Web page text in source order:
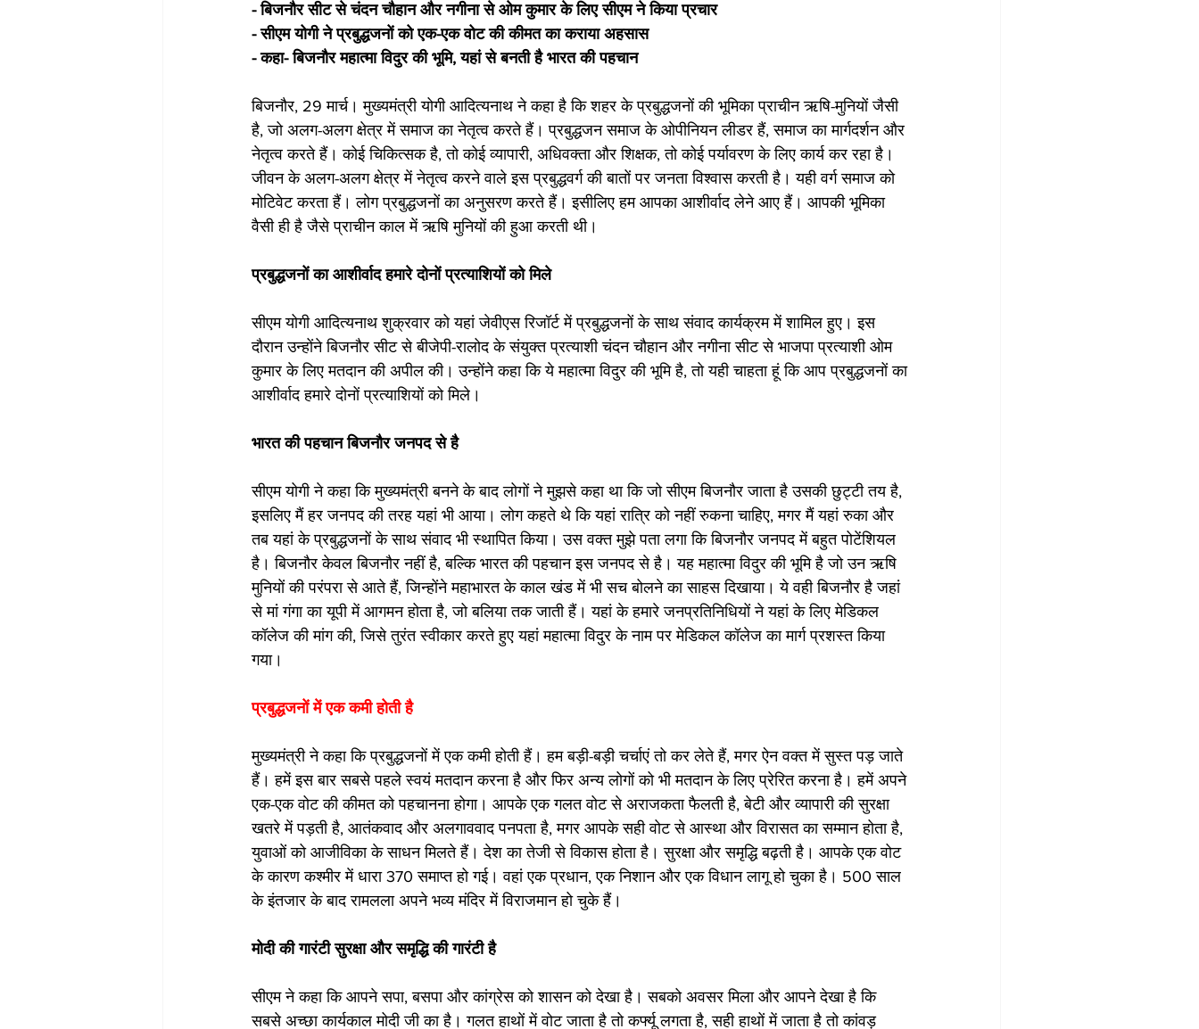
- बिजनौर सीट से चंदन चौहान और नगीना से ओम कुमार के लिए सीएम ने किया प्रचार
- सीएम योगी ने प्रबुद्धजनों को एक-एक वोट की कीमत का कराया अहसास
- कहा- बिजनौर महात्मा विदुर की भूमि, यहां से बनती है भारत की पहचान
बिजनौर, 29 मार्च। मुख्यमंत्री योगी आदित्यनाथ ने कहा है कि शहर के प्रबुद्धजनों की भूमिका प्राचीन ऋषि-मुनियों जैसी
है, जो अलग-अलग क्षेत्र में समाज का नेतृत्व करते हैं। प्रबुद्धजन समाज के ओपीनियन लीडर हैं, समाज का मार्गदर्शन और
नेतृत्व करते हैं। कोई चिकित्सक है, तो कोई व्यापारी, अधिवक्ता और शिक्षक, तो कोई पर्यावरण के लिए कार्य कर रहा है।
जीवन के अलग-अलग क्षेत्र में नेतृत्व करने वाले इस प्रबुद्धवर्ग की बातों पर जनता विश्वास करती है। यही वर्ग समाज को
मोटिवेट करता हैं। लोग प्रबुद्धजनों का अनुसरण करते हैं। इसीलिए हम आपका आशीर्वाद लेने आए हैं। आपकी भूमिका
वैसी ही है जैसे प्राचीन काल में ऋषि मुनियों की हुआ करती थी।
प्रबुद्धजनों का आशीर्वाद हमारे दोनों प्रत्याशियों को मिले
सीएम योगी आदित्यनाथ शुक्रवार को यहां जेवीएस रिजॉर्ट में प्रबुद्धजनों के साथ संवाद कार्यक्रम में शामिल हुए। इस
दौरान उन्होंने बिजनौर सीट से बीजेपी-रालोद के संयुक्त प्रत्याशी चंदन चौहान और नगीना सीट से भाजपा प्रत्याशी ओम
कुमार के लिए मतदान की अपील की। उन्होंने कहा कि ये महात्मा विदुर की भूमि है, तो यही चाहता हूं कि आप प्रबुद्धजनों का
आशीर्वाद हमारे दोनों प्रत्याशियों को मिले।
भारत की पहचान बिजनौर जनपद से है
सीएम योगी ने कहा कि मुख्यमंत्री बनने के बाद लोगों ने मुझसे कहा था कि जो सीएम बिजनौर जाता है उसकी छुट्टी तय है,
इसलिए मैं हर जनपद की तरह यहां भी आया। लोग कहते थे कि यहां रात्रि को नहीं रुकना चाहिए, मगर मैं यहां रुका और
तब यहां के प्रबुद्धजनों के साथ संवाद भी स्थापित किया। उस वक्त मुझे पता लगा कि बिजनौर जनपद में बहुत पोटेंशियल
है। बिजनौर केवल बिजनौर नहीं है, बल्कि भारत की पहचान इस जनपद से है। यह महात्मा विदुर की भूमि है जो उन ऋषि
मुनियों की परंपरा से आते हैं, जिन्होंने महाभारत के काल खंड में भी सच बोलने का साहस दिखाया। ये वही बिजनौर है जहां
से मां गंगा का यूपी में आगमन होता है, जो बलिया तक जाती हैं। यहां के हमारे जनप्रतिनिधियों ने यहां के लिए मेडिकल
कॉलेज की मांग की, जिसे तुरंत स्वीकार करते हुए यहां महात्मा विदुर के नाम पर मेडिकल कॉलेज का मार्ग प्रशस्त किया
गया।
प्रबुद्धजनों में एक कमी होती है
मुख्यमंत्री ने कहा कि प्रबुद्धजनों में एक कमी होती हैं। हम बड़ी-बड़ी चर्चाएं तो कर लेते हैं, मगर ऐन वक्त में सुस्त पड़ जाते
हैं। हमें इस बार सबसे पहले स्वयं मतदान करना है और फिर अन्य लोगों को भी मतदान के लिए प्रेरित करना है। हमें अपने
एक-एक वोट की कीमत को पहचानना होगा। आपके एक गलत वोट से अराजकता फैलती है, बेटी और व्यापारी की सुरक्षा
खतरे में पड़ती है, आतंकवाद और अलगाववाद पनपता है, मगर आपके सही वोट से आस्था और विरासत का सम्मान होता है,
युवाओं को आजीविका के साधन मिलते हैं। देश का तेजी से विकास होता है। सुरक्षा और समृद्धि बढ़ती है। आपके एक वोट
के कारण कश्मीर में धारा 370 समाप्त हो गई। वहां एक प्रधान, एक निशान और एक विधान लागू हो चुका है। 500 साल
के इंतजार के बाद रामलला अपने भव्य मंदिर में विराजमान हो चुके हैं।
मोदी की गारंटी सुरक्षा और समृद्धि की गारंटी है
सीएम ने कहा कि आपने सपा, बसपा और कांग्रेस को शासन को देखा है। सबको अवसर मिला और आपने देखा है कि
सबसे अच्छा कार्यकाल मोदी जी का है। गलत हाथों में वोट जाता है तो कर्फ्यू लगता है, सही हाथों में जाता है तो कांवड़